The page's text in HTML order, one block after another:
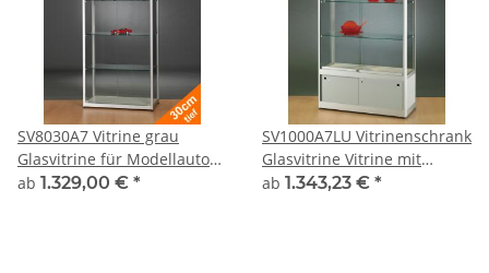
SV8030A7 Vitrine grau
Glasvitrine für Modellautos
Präsentationsvitrine
ab 1.329,00 € *
SV1000A7LU Vitrinenschrank
Glasvitrine Vitrine mit
Unterschrank
ab 1.343,23 € *